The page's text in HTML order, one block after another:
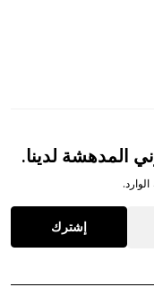
المدهشة لدينا.
إشترك